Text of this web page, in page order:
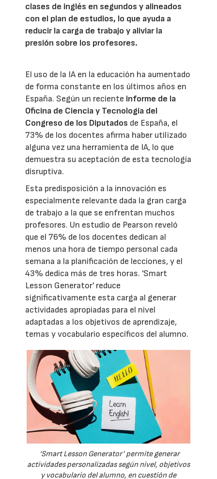
clases de inglés en segundos y alineados
con el plan de estudios, lo que ayuda a
reducir la carga de trabajo y aliviar la
presión sobre los profesores.
El uso de la IA en la educación ha aumentado
de forma constante en los últimos años en
España. Según un reciente informe de la
Oficina de Ciencia y Tecnología del
Congreso de los Diputados de España, el
73% de los docentes afirma haber utilizado
alguna vez una herramienta de IA, lo que
demuestra su aceptación de esta tecnología
disruptiva.
Esta predisposición a la innovación es
especialmente relevante dada la gran carga
de trabajo a la que se enfrentan muchos
profesores. Un estudio de Pearson reveló
que el 76% de los docentes dedican al
menos una hora de tiempo personal cada
semana a la planificación de lecciones, y el
43% dedica más de tres horas. 'Smart
Lesson Generator' reduce
significativamente esta carga al generar
actividades apropiadas para el nivel
adaptadas a los objetivos de aprendizaje,
temas y vocabulario específicos del alumno.
‘Smart Lesson Generator’ permite generar
actividades personalizadas según nivel, objetivos
y vocabulario del alumno, en cuestión de